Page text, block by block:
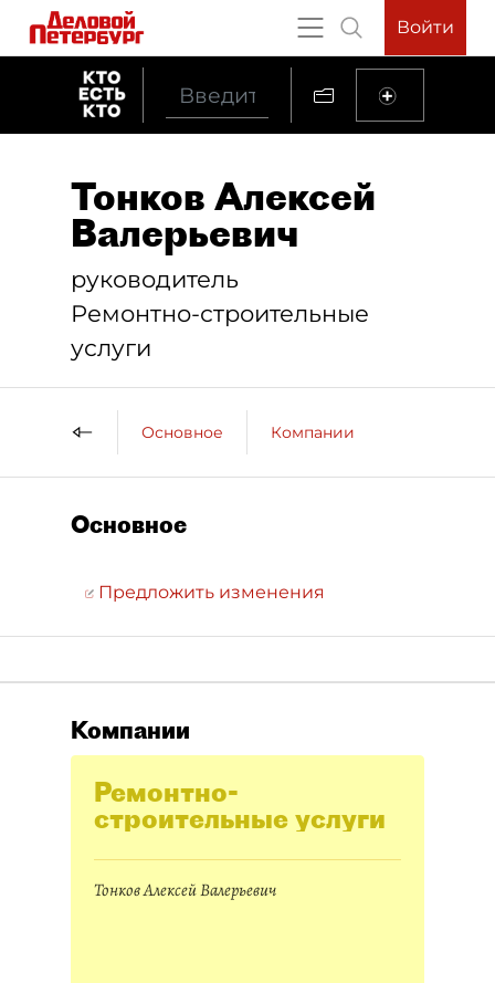
Войти
Тонков Алексей
Валерьевич
руководитель
Ремонтно-строительные
услуги
Основное Компании
Основное
Предложить изменения
Компании
Ремонтно-
строительные услуги
Тонков Алексей Валерьевич